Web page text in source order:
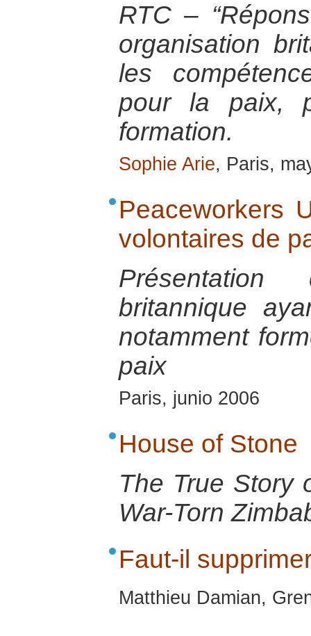
RTC –
organisation
les
pour la paix,
formation.
Sophie Arie, Paris,
Peaceworkers
volontaires de
Présentation
britannique
notamment
paix
Paris, junio 2006
House of Stone
The True Story
War-Torn
Faut-il
Matthieu Damian,